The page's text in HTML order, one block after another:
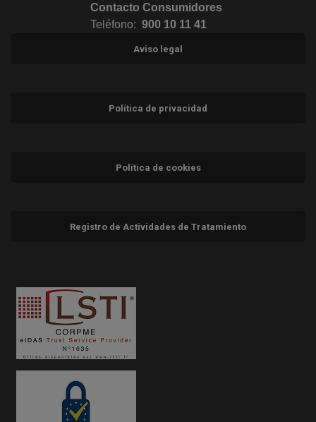
Contacto Consumidores
Teléfono: 900 10 11 41
Aviso legal
Política de privacidad
Política de cookies
Registro de Actividades de Tratamiento